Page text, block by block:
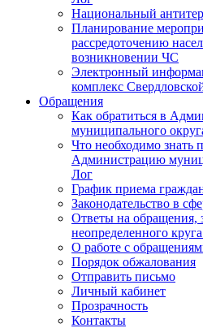
Национальный
Планирование
рассредоточению
возникновении ЧС
Электронный
комплекс
Обращения
Как обратиться в
муниципального
Что необходимо знать
Администрацию
Лог
График приема
Законодательство в
Ответы на обращения,
неопределенного
О работе с
Порядок обжалования
Отправить письмо
Личный кабинет
Прозрачность
Контакты